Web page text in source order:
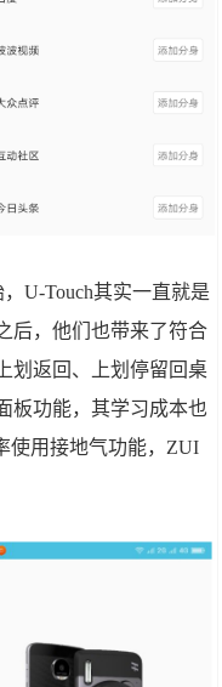
U-Touch其实一直就是
后，他们也带来了符合
返回、上划停留回桌
板功能，其学习成本也
使用接地气功能，ZUI